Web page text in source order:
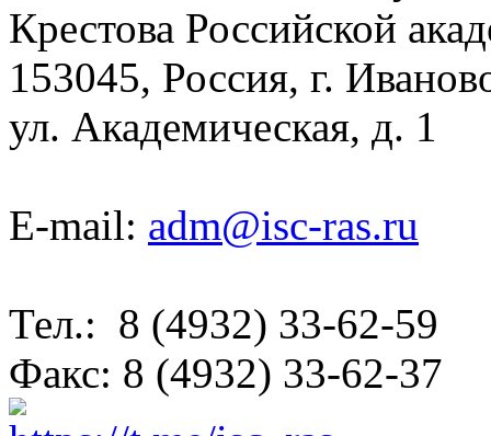
Крестова Российской
153045, Россия, г.
ул. Академическая, д. 1
E-mail: adm@isc-ras.ru
Тел.: 8 (4932) 33-62-59
Факс: 8 (4932) 33-62-37